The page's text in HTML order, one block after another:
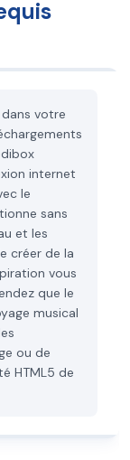
votre
internet
le
sans
et les
créer de la
vous
que le
musical
ou de
HTML5 de